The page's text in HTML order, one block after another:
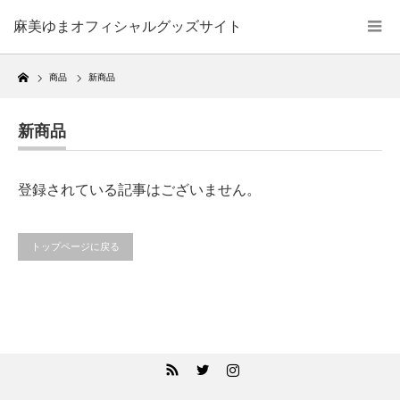
麻美ゆまオフィシャルグッズサイト
Home
商品 新商品
新商品
登録されている記事はございません。
トップページに戻る
Instagram